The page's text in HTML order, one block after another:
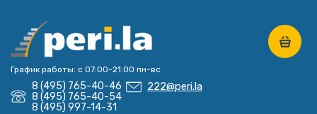
График работы: с 07:00-21:00 пн-вс
8 (495) 765-40-46
8 (495) 765-40-54
8 (495) 997-14-31
222@peri.la